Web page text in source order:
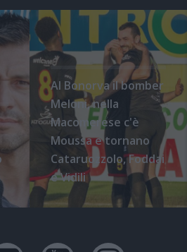
Al Bonorva il bomber
Meloni, nella
Macomerese c'è
Moussa e tornano
Cataruozzolo, Foddai
e Vidili